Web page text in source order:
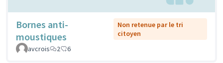
Bornes anti-
moustiques
Non retenue par le tri
citoyen
avcrois
2 6